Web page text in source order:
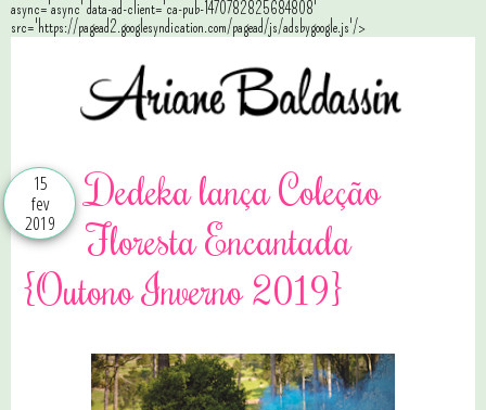
async='async' data-ad-client='ca-pub-1470782825684808'
src='https://pagead2.googlesyndication.com/pagead/js/adsbygoogle.js'/>
15
fev
2019
Dedeka lança Coleção
Floresta Encantada
{Outono Inverno 2019}